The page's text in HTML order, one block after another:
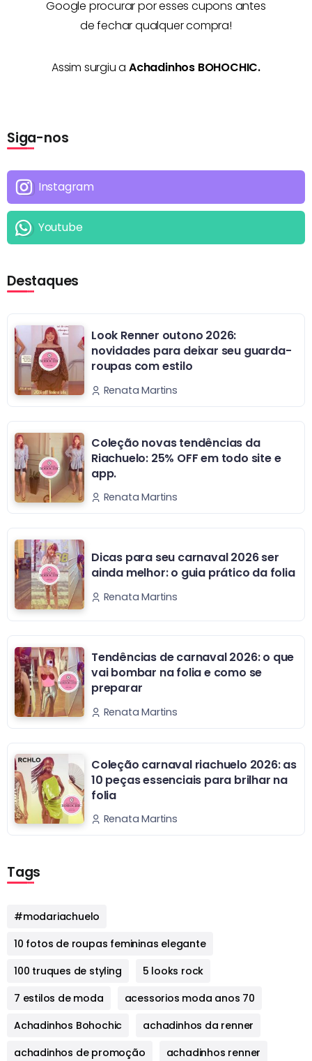
Google procurar por esses cupons antes
de fechar qualquer compra!
Assim surgiu a Achadinhos BOHOCHIC.
Siga-nos
Instagram
Youtube
Destaques
Look Renner outono 2026:
novidades para deixar seu guarda-
roupas com estilo
Renata Martins
Coleção novas tendências da
Riachuelo: 25% OFF em todo site e
app.
Renata Martins
Dicas para seu carnaval 2026 ser
ainda melhor: o guia prático da folia
Renata Martins
Tendências de carnaval 2026: o que
vai bombar na folia e como se
preparar
Renata Martins
Coleção carnaval riachuelo 2026: as
10 peças essenciais para brilhar na
folia
Renata Martins
Tags
#modariachuelo
10 fotos de roupas femininas elegante
100 truques de styling
5 looks rock
7 estilos de moda
acessorios moda anos 70
Achadinhos Bohochic
achadinhos da renner
achadinhos de promoção
achadinhos renner